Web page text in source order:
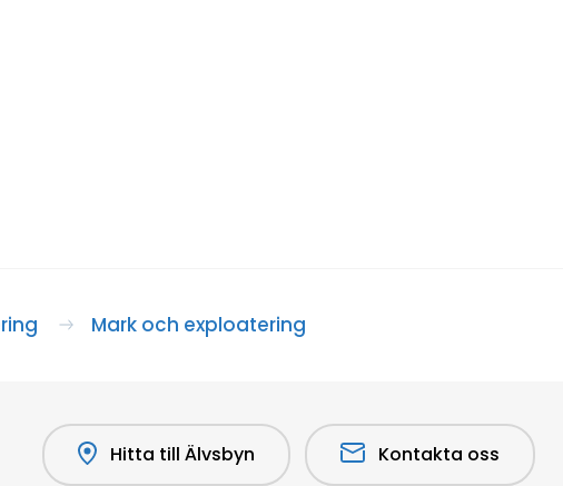
Mark och exploatering
Hitta till Älvsbyn Kontakta oss